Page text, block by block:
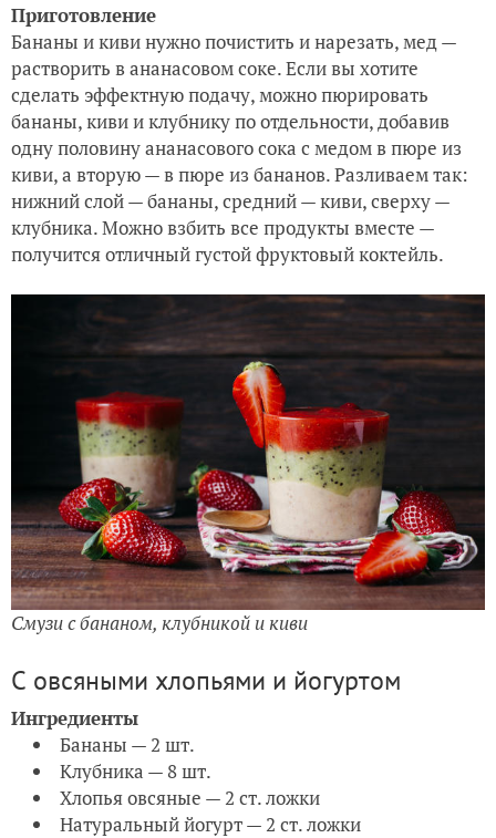
Приготовление
Бананы и киви нужно почистить и нарезать, мед —
растворить в ананасовом соке. Если вы хотите
сделать эффектную подачу, можно пюрировать
бананы, киви и клубнику по отдельности, добавив
одну половину ананасового сока с медом в пюре из
киви, а вторую — в пюре из бананов. Разливаем так:
нижний слой — бананы, средний — киви, сверху —
клубника. Можно взбить все продукты вместе —
получится отличный густой фруктовый коктейль.
Смузи с бананом, клубникой и киви
С овсяными хлопьями и йогуртом
Ингредиенты
Бананы — 2 шт.
Клубника — 8 шт.
Хлопья овсяные — 2 ст. ложки
Натуральный йогурт — 2 ст. ложки